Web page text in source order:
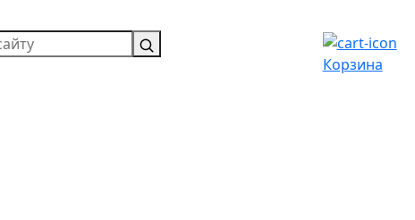
Корзина